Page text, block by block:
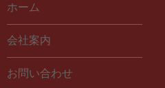
ホーム
会社案内
お問い合わせ